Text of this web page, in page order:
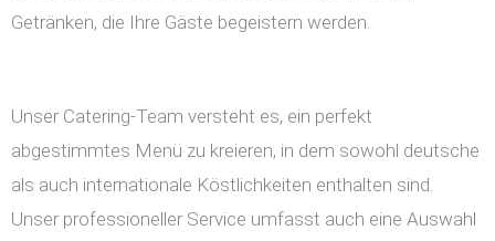
Getränken, die Ihre Gäste begeistern werden.
Unser Catering-Team versteht es, ein perfekt
abgestimmtes Menü zu kreieren, in dem sowohl deutsche
als auch internationale Köstlichkeiten enthalten sind.
Unser professioneller Service umfasst auch eine Auswahl